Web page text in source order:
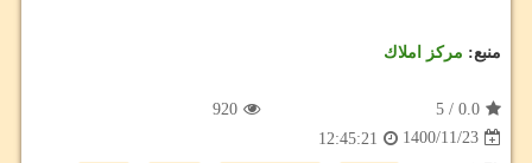
منبع: مركز املاك
0.0
/
5
920
1400/11/23
12:45:21